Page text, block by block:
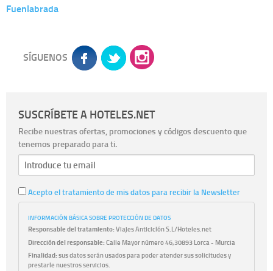
Fuenlabrada
SÍGUENOS
SUSCRÍBETE A HOTELES.NET
Recibe nuestras ofertas, promociones y códigos descuento que
tenemos preparado para ti.
Acepto el tratamiento de mis datos para recibir la Newsletter
INFORMACIÓN BÁSICA SOBRE PROTECCIÓN DE DATOS
Responsable del tratamiento:Viajes Anticiclón S.L/Hoteles.net
Dirección del responsable:Calle Mayor número 46,30893 Lorca - Murcia
Finalidad:sus datos serán usados para poder atender sus solicitudes y
prestarle nuestros servicios.